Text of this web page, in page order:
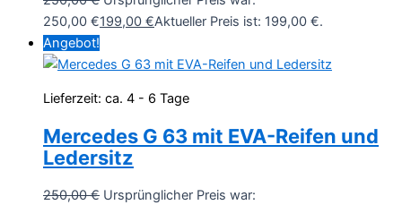
250,00 €199,00 €Aktueller Preis ist: 199,00 €.
Angebot!
Lieferzeit: ca. 4 - 6 Tage
Mercedes G 63 mit EVA-Reifen und
Ledersitz
250,00€ Ursprünglicher Preis war: